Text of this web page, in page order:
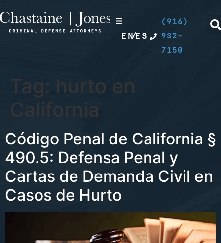
EN
/ES
(916)
932-
7150
Tag: hurto en
California
Código Penal de California §
490.5: Defensa Penal y
Cartas de Demanda Civil en
Casos de Hurto